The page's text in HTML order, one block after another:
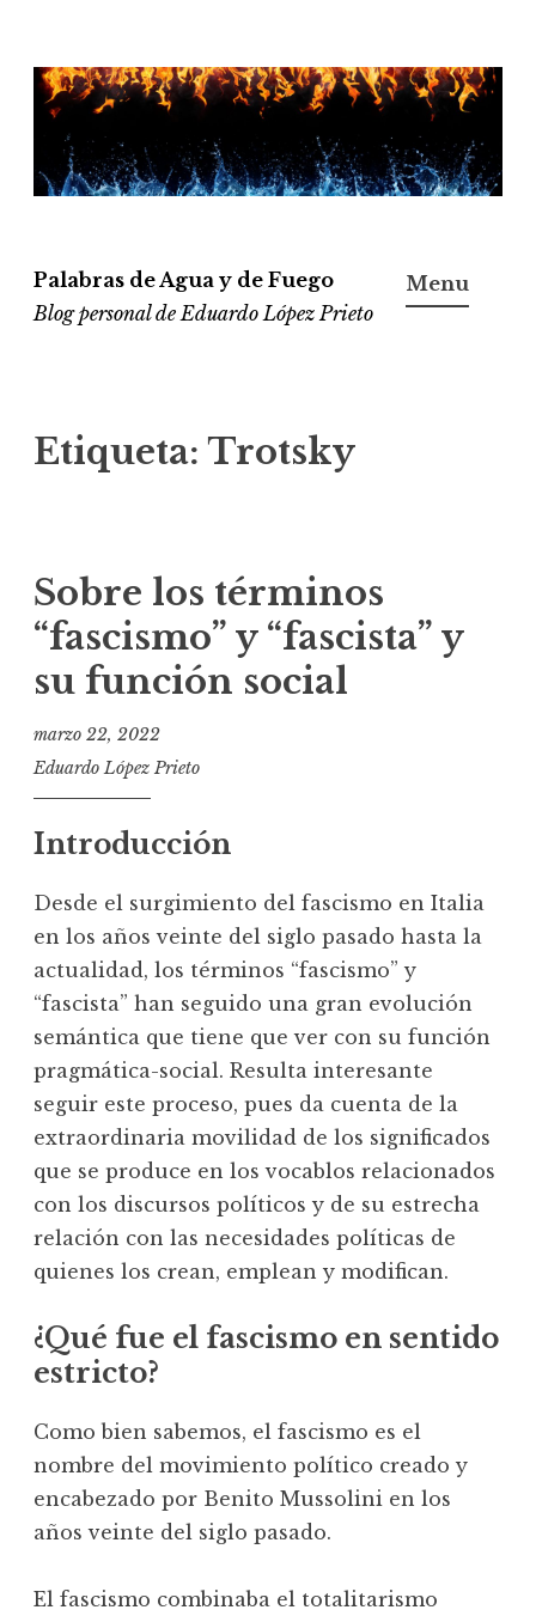
Ir
al
contenido
Palabras de Agua y de Fuego
Blog personal de Eduardo López Prieto
Menu
Etiqueta: Trotsky
Sobre los términos
“fascismo” y “fascista” y
su función social
marzo 22, 2022
Eduardo López Prieto
Introducción
Desde el surgimiento del fascismo en Italia
en los años veinte del siglo pasado hasta la
actualidad, los términos “fascismo” y
“fascista” han seguido una gran evolución
semántica que tiene que ver con su función
pragmática-social. Resulta interesante
seguir este proceso, pues da cuenta de la
extraordinaria movilidad de los significados
que se produce en los vocablos relacionados
con los discursos políticos y de su estrecha
relación con las necesidades políticas de
quienes los crean, emplean y modifican.
¿Qué fue el fascismo en sentido
estricto?
Como bien sabemos, el fascismo es el
nombre del movimiento político creado y
encabezado por Benito Mussolini en los
años veinte del siglo pasado.
El fascismo combinaba el totalitarismo